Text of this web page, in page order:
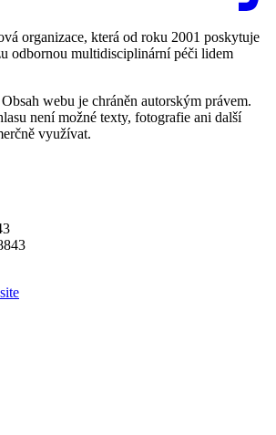
organizace, která od roku 2001 poskytuje
odbornou multidisciplinární péči lidem
webu je chráněn autorským právem.
není možné texty, fotografie ani další
využívat.